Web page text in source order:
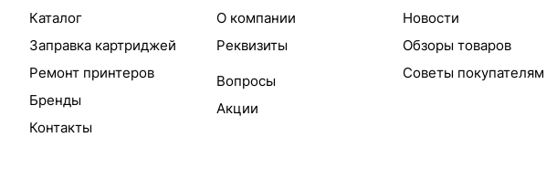
Каталог
Заправка картриджей
Ремонт принтеров
Бренды
Контакты
О компании
Реквизиты
Вопросы
Акции
Новости
Обзоры товаров
Советы покупателям